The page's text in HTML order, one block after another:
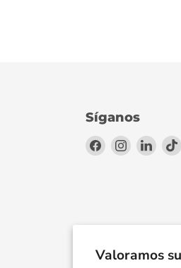
Valoramos
Síganos
Encuéntrenos